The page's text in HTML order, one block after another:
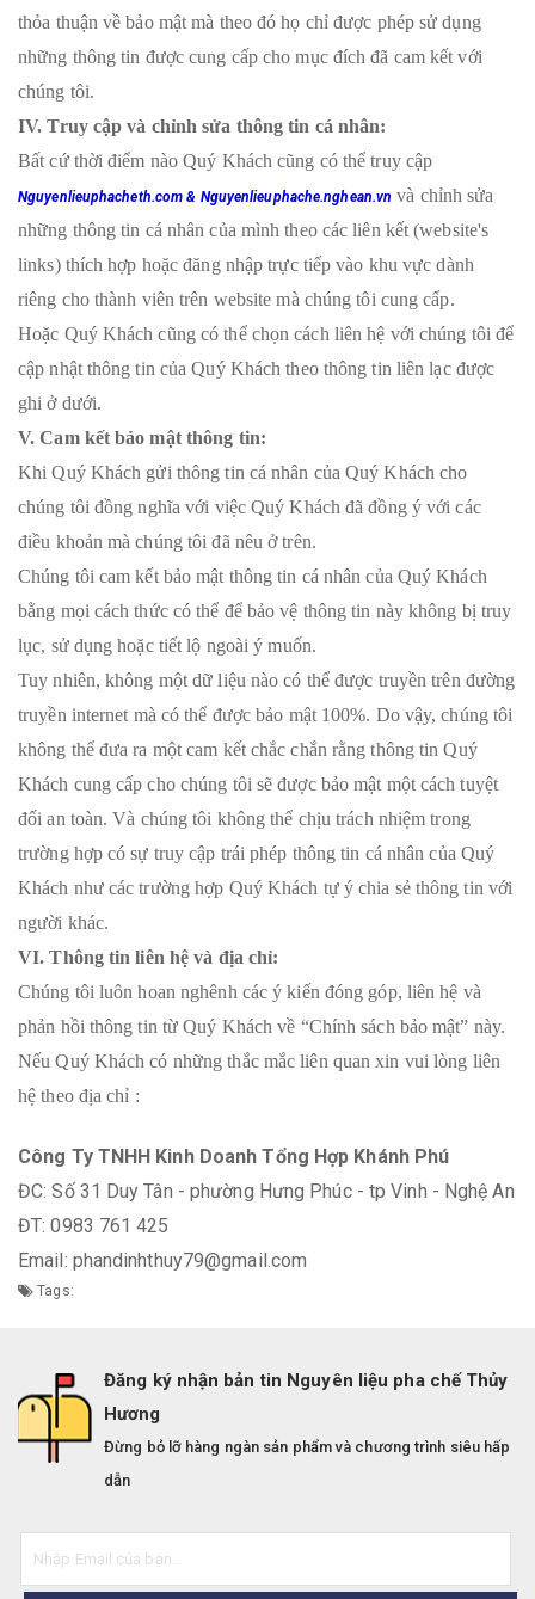
thỏa thuận về bảo mật mà theo đó họ chỉ được phép sử dụng
những thông tin được cung cấp cho mục đích đã cam kết với
chúng tôi.
IV. Truy cập và chỉnh sửa thông tin cá nhân:
Bất cứ thời điểm nào Quý Khách cũng có thể truy cập
Nguyenlieuphacheth.com & Nguyenlieuphache.nghean.vn và chỉnh sửa
những thông tin cá nhân của mình theo các liên kết (website's
links) thích hợp hoặc đăng nhập trực tiếp vào khu vực dành
riêng cho thành viên trên website mà chúng tôi cung cấp.
Hoặc Quý Khách cũng có thể chọn cách liên hệ với chúng tôi để
cập nhật thông tin của Quý Khách theo thông tin liên lạc được
ghi ở dưới.
V. Cam kết bảo mật thông tin:
Khi Quý Khách gửi thông tin cá nhân của Quý Khách cho
chúng tôi đồng nghĩa với việc Quý Khách đã đồng ý với các
điều khoản mà chúng tôi đã nêu ở trên.
Chúng tôi cam kết bảo mật thông tin cá nhân của Quý Khách
bằng mọi cách thức có thể để bảo vệ thông tin này không bị truy
lục, sử dụng hoặc tiết lộ ngoài ý muốn.
Tuy nhiên, không một dữ liệu nào có thể được truyền trên đường
truyền internet mà có thể được bảo mật 100%. Do vậy, chúng tôi
không thể đưa ra một cam kết chắc chắn rằng thông tin Quý
Khách cung cấp cho chúng tôi sẽ được bảo mật một cách tuyệt
đối an toàn. Và chúng tôi không thể chịu trách nhiệm trong
trường hợp có sự truy cập trái phép thông tin cá nhân của Quý
Khách như các trường hợp Quý Khách tự ý chia sẻ thông tin với
người khác.
VI. Thông tin liên hệ và địa chỉ:
Chúng tôi luôn hoan nghênh các ý kiến đóng góp, liên hệ và
phản hồi thông tin từ Quý Khách về “Chính sách bảo mật” này.
Nếu Quý Khách có những thắc mắc liên quan xin vui lòng liên
hệ theo địa chỉ :
Công Ty TNHH Kinh Doanh Tổng Hợp Khánh Phú
ĐC: Số 31 Duy Tân - phường Hưng Phúc - tp Vinh - Nghệ An
ĐT: 0983 761 425
Email: phandinhthuy79@gmail.com
Tags:
Đăng ký nhận bản tin Nguyên liệu pha chế Thủy
Hương
Đừng bỏ lỡ hàng ngàn sản phẩm và chương trình siêu hấp
dẫn